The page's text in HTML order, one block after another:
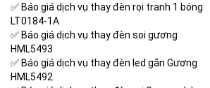
✅ Báo giá dịch vụ thay đèn rọi tranh 1 bóng
LT0184-1A
✅ Báo giá dịch vụ thay đèn soi gương
HML5493
✅ Báo giá dịch vụ thay đèn led gắn Gương
HML5492